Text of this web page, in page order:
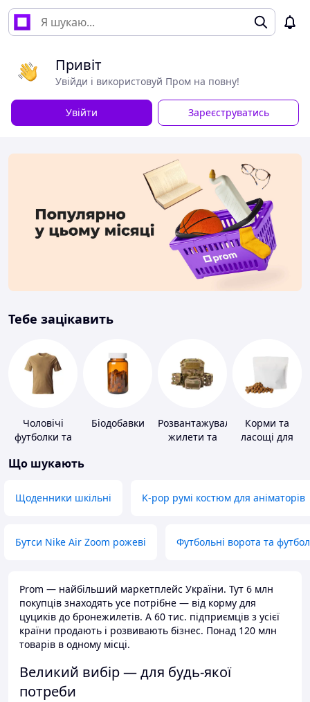
Привіт
Увійди і використовуй Пром на повну!
Увійти Зареєструватись
Тебе зацікавить
Чоловічі
футболки та
Біодобавки
Розвантажувальні
жилети та
Корми та
ласощі для
Що шукають
Щоденники шкільні K-pop румі костюм для аніматорів
Бутси Nike Air Zoom рожеві Футбольні ворота та
Prom — найбільший маркетплейс України. Тут 6 млн
покупців знаходять усе потрібне — від корму для
цуциків до бронежилетів. А 60 тис. підприємців з усієї
країни продають і розвивають бізнес. Понад 120 млн
товарів в одному місці.
Великий вибір — для будь-якої
потреби